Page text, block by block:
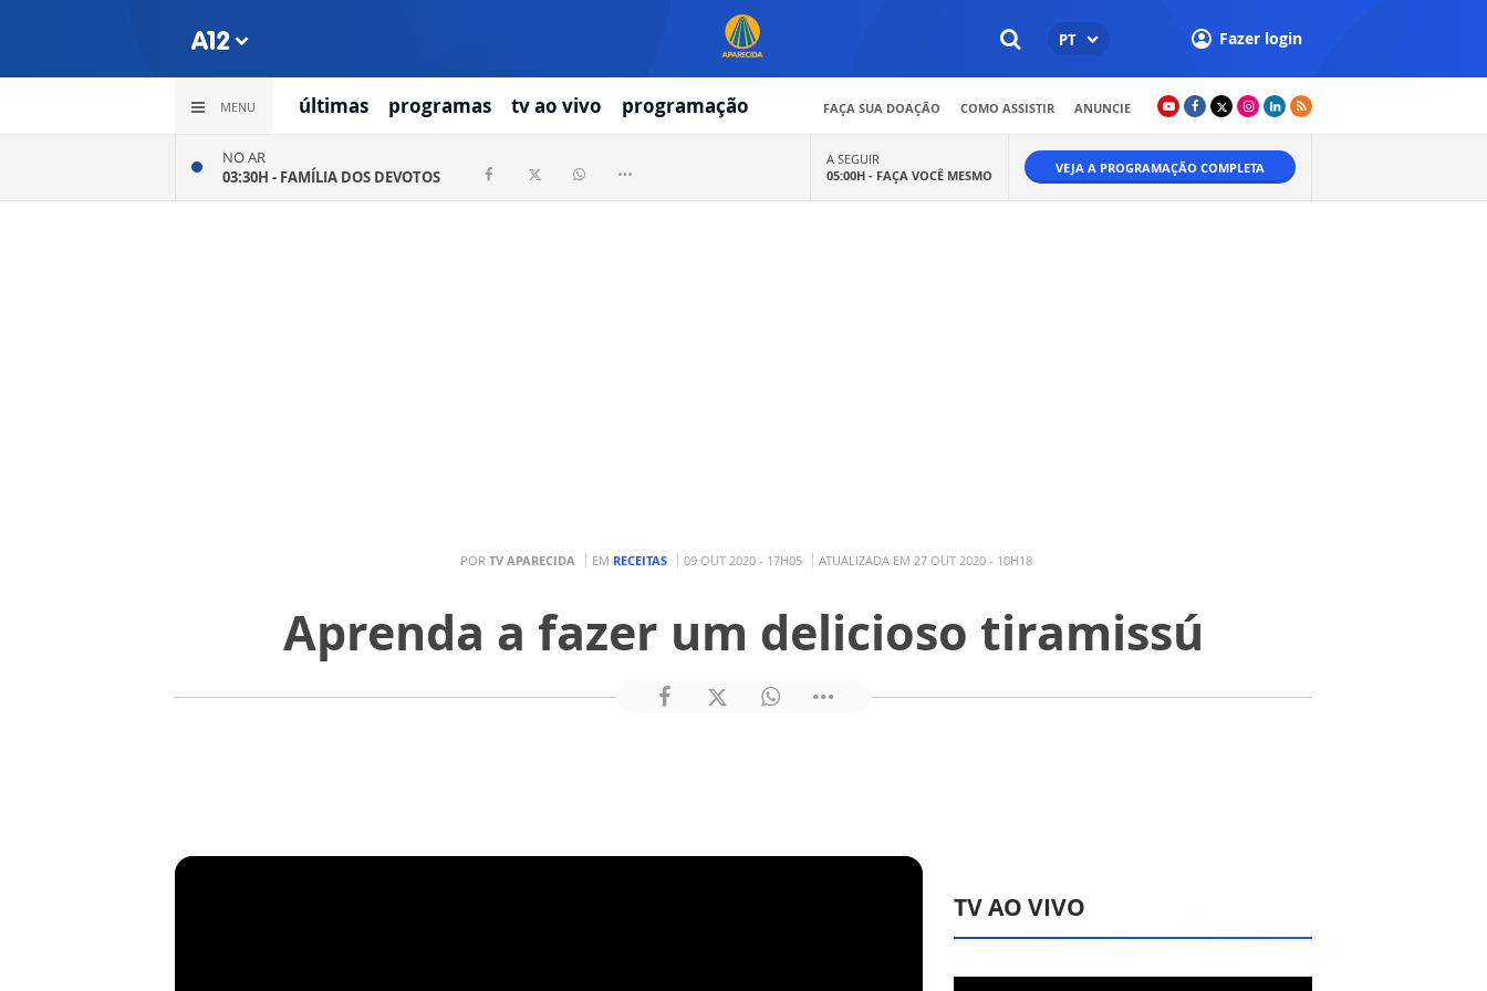
PT Fazer login
MENU últimas programas tv ao vivo programação FAÇA SUA DOAÇÃO COMO ASSISTIR ANUNCIE
NO AR
03:30H - FAMÍLIA DOS DEVOTOS
A SEGUIR
05:00H - FAÇA VOCÊ MESMO VEJA A PROGRAMAÇÃO COMPLETA
POR TV APARECIDA EM RECEITAS 09 OUT 2020 - 17H05 ATUALIZADA EM 27 OUT 2020 - 10H18
Aprenda a fazer um delicioso tiramissú
TV AO VIVO